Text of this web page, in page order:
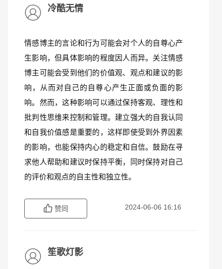
冷酷无情
情感博主的言论和行为可能会对个人的自尊心产
生影响，但具体影响的程度因人而异。关注情感
博主可能会受到他们的价值观、观点和建议的影
响，从而对自己的自尊心产生正面或负面的影
响。然而，这种影响可以通过保持客观、理性和
批判性思维来控制和管理。建立强大的自我认同
和自我价值感是重要的，这样即使受到外界因素
的影响，也能保持内心的稳定和自信。鼓励在寻
求他人帮助和建议时保持平衡，同时保持对自己
的评价和观点的自主性和独立性。
赞同 2024-06-06 16:16
笙歌灯影